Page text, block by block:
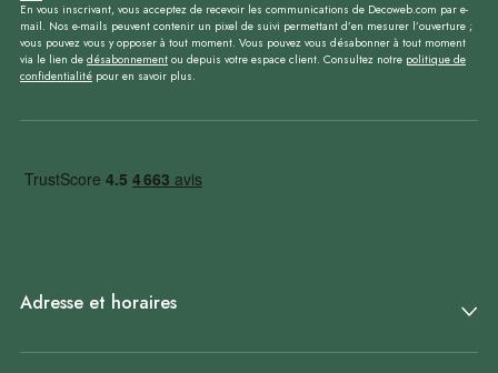
En vous inscrivant, vous acceptez de recevoir les communications de Decoweb.com par e-
mail. Nos e-mails peuvent contenir un pixel de suivi permettant d’en mesurer l’ouverture ;
vous pouvez vous y opposer à tout moment. Vous pouvez vous désabonner à tout moment
via le lien de désabonnement ou depuis votre espace client. Consultez notre politique de
confidentialité pour en savoir plus.
Adresse et horaires